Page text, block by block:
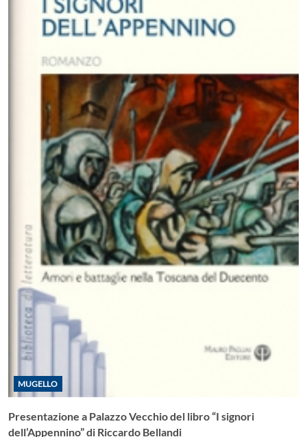
MUGELLO
Presentazione a Palazzo Vecchio del libro “I signori
dell’Appennino” di Riccardo Bellandi